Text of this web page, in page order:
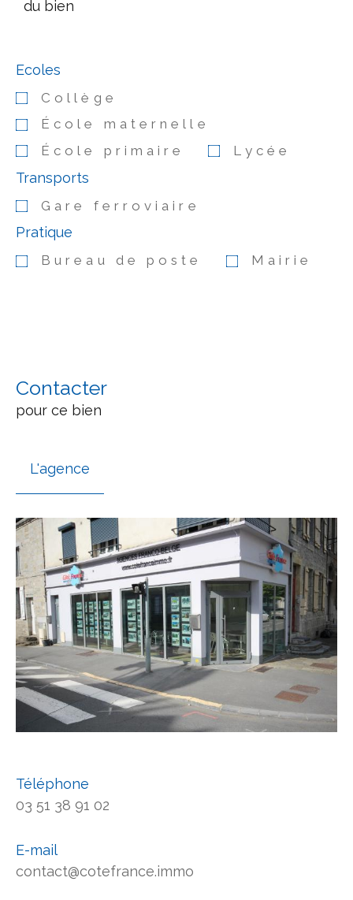
du bien
Ecoles
Collège
École maternelle
École primaire
Lycée
Transports
Gare ferroviaire
Pratique
Bureau de poste Mairie
Contacter
pour ce bien
L'agence
Téléphone
03 51 38 91 02
E-mail
contact@cotefrance.immo